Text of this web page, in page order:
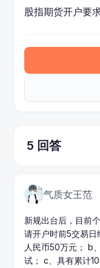
股指期货开户要
5 回答
气质女王范
新规出台后，目前
请开户时前5交易
人民币50万元； b
试； c、具有累计